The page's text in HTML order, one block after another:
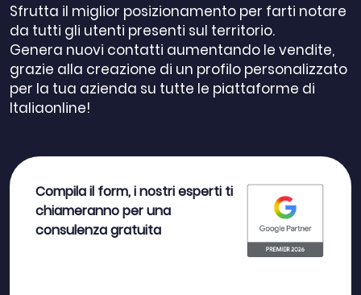
Sfrutta il miglior posizionamento per farti notare
da tutti gli utenti presenti sul territorio.
Genera nuovi contatti aumentando le vendite,
grazie alla creazione di un profilo personalizzato
per la tua azienda su tutte le piattaforme di
Italiaonline!
Compila il form, i nostri esperti ti
chiameranno per una
consulenza gratuita